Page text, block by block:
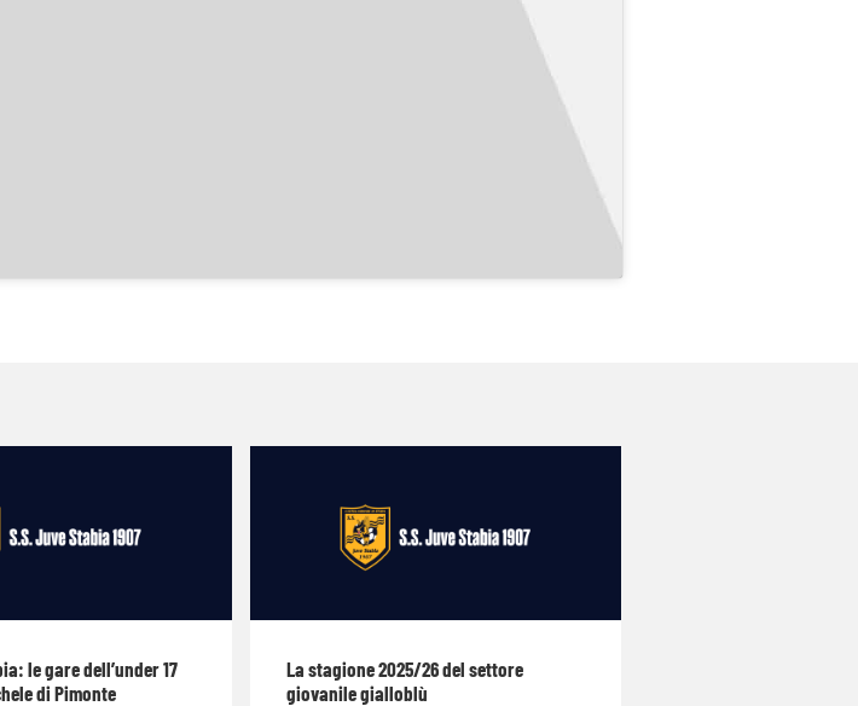
le gare dell’under 17
di Pimonte
La stagione 2025/26 del settore
giovanile gialloblù